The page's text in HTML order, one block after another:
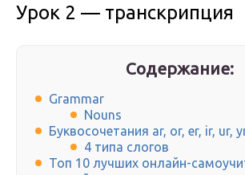
Урок 2 — транскрипция
Содержание:
Grammar
Nouns
Буквосочетания ar, or, er, ir, ur,
4 типа слогов
Топ 10 лучших онлайн-